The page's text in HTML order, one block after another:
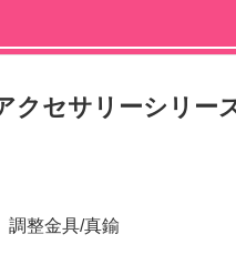
クセサリーシリー
整金具/真鍮